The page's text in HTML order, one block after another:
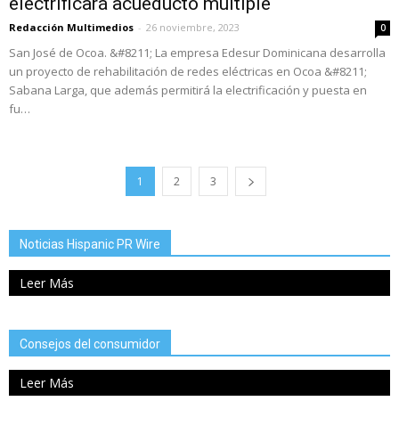
Redacción Multimedios - 26 noviembre, 2023 0
San José de Ocoa. &#8211; La empresa Edesur Dominicana desarrolla
un proyecto de rehabilitación de redes eléctricas en Ocoa &#8211;
Sabana Larga, que además permitirá la electrificación y puesta en
fu…
1 2 3
Noticias Hispanic PR Wire
Leer Más
Consejos del consumidor
Leer Más